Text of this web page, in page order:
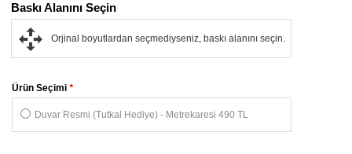
*
Ürün Seçimi
Duvar Resmi (Tutkal Hediye) - Metrekaresi 490 TL
Baskı Alanını Seçin
Orjinal boyutlardan seçmediyseniz, baskı alanını seçin.